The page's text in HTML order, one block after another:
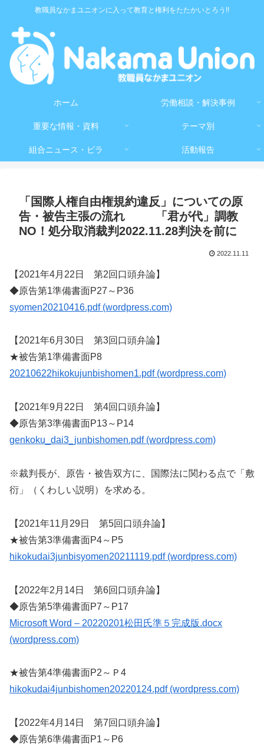
教職員なかまユニオンに入って教育と権利をたたかいとろう!!
ホーム 労働相談・解決事例
重要な情報・資料 テーマ別
組合ニュース・ビラ 活動報告
「国際人権自由権規約違反」についての原
告・被告主張の流れ 「君が代」調教
NO！処分取消裁判2022.11.28判決を前に
2022.11.11
【2021年4月22日 第2回口頭弁論】
◆原告第1準備書面P27～P36
syomen20210416.pdf (wordpress.com)
【2021年6月30日 第3回口頭弁論】
★被告第1準備書面P8
20210622hikokujunbishomen1.pdf (wordpress.com)
【2021年9月22日 第4回口頭弁論】
◆原告第3準備書面P13～P14
genkoku_dai3_junbishomen.pdf (wordpress.com)
※裁判長が、原告・被告双方に、国際法に関わる点で「敷
衍」（くわしい説明）を求める。
【2021年11月29日 第5回口頭弁論】
★被告第3準備書面P4～P5
hikokudai3junbisyomen20211119.pdf (wordpress.com)
【2022年2月14日 第6回口頭弁論】
◆原告第5準備書面P7～P17
Microsoft Word – 20220201松田氏準５完成版.docx
(wordpress.com)
★被告第4準備書面P2～Ｐ4
hikokudai4junbishomen20220124.pdf (wordpress.com)
【2022年4月14日 第7回口頭弁論】
◆原告第6準備書面P1～P6